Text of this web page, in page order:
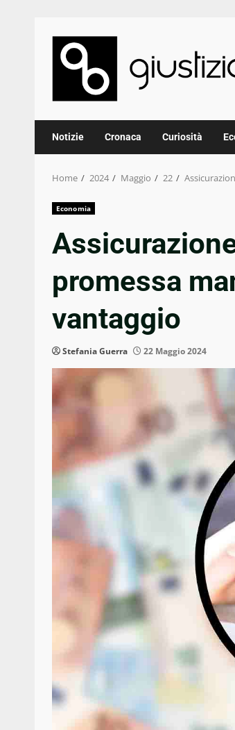
content
Notizie Cronaca Curiosità
Home 2024 Maggio 22
Economia
promessa
vantaggio
Stefania Guerra 22 Maggio 2024